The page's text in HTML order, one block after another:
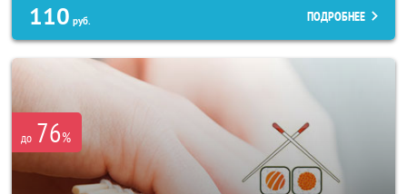
110 руб. ПОДРОБНЕЕ
до 76%